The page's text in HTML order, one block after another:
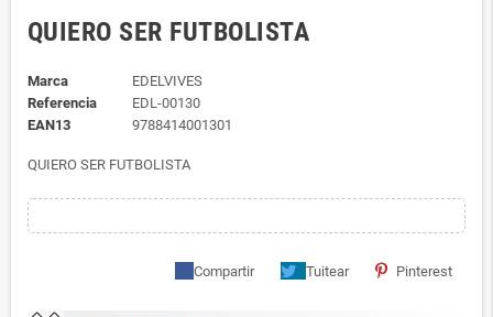
QUIERO SER FUTBOLISTA
Marca
EDELVIVES
Referencia
EDL-00130
EAN13
9788414001301
QUIERO SER FUTBOLISTA
Compartir Tuitear Pinterest